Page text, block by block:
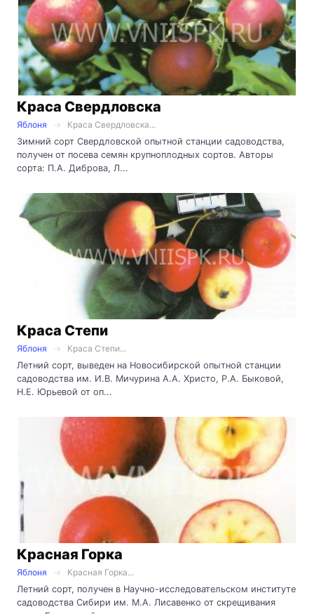
Краса Свердловска
Яблоня
Краса Свердловска...
Зимний сорт Свердловской опытной станции садоводства,
получен от посева семян крупноплодных сортов. Авторы
сорта: П.А. Диброва, Л...
Краса Степи
Яблоня
Краса Степи...
Летний сорт, выведен на Новосибирской опытной станции
садоводства им. И.В. Мичурина А.А. Христо, Р.А. Быковой,
Н.Е. Юрьевой от оп...
Красная Горка
Яблоня
Красная Горка...
Летний сорт, получен в Научно-исследовательском институте
садоводства Сибири им. М.А. Лисавенко от скрещивания